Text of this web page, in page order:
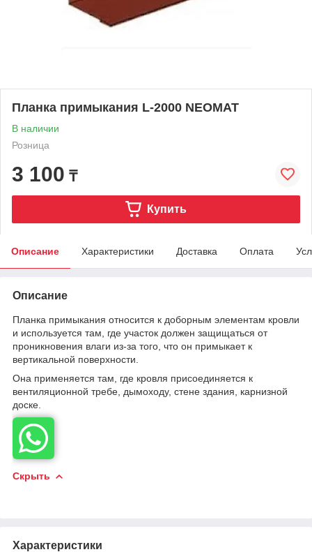
Планка примыкания L-2000 NEOMAT
В наличии
Розница
3 100 ₸
Купить
Описание Характеристики Доставка Оплата
Описание
Планка примыкания относится к доборным элементам кровли
и используется там, где участок должен защищаться от
проникновения влаги из-за того, что он примыкает к
вертикальной поверхности.
Она применяется там, где кровля присоединяется к
вентиляционной требе, дымоходу, стене здания, карнизной
доске.
Скрыть
Характеристики